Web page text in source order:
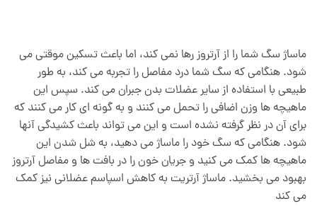
ماساژ سگ شما را از آرتروز رها نمی کند، اما باعث تسکین موقتی می
شود. هنگامی که سگ شما درد مفاصل را تجربه می کند، به طور
طبیعی با استفاده از سایر عضلات بدن جبران می کند. سپس این
ماهیچه ها وزن اضافی را تحمل می کنند و به گونه ای کار می کنند که
برای آن در نظر گرفته نشده است و این می تواند باعث کشیدگی آنها
شود. هنگامی که سگ خود را ماساژ می دهید، به شل شدن این
ماهیچه ها کمک می کنید و جریان خون را در بافت ها و مفاصل آرتروز
بهبود می بخشید. ماساژ آرتریت به کاهش اسپاسم عضلانی نیز کمک
می کند